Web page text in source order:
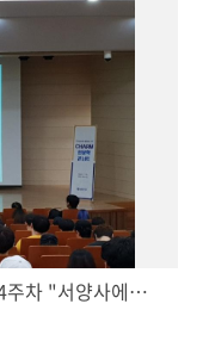
2018-2학기 CHARM인문학콘서트 4주차 "서양사에서 배우는 보편적 가치-구완회(교양대학 교수)"